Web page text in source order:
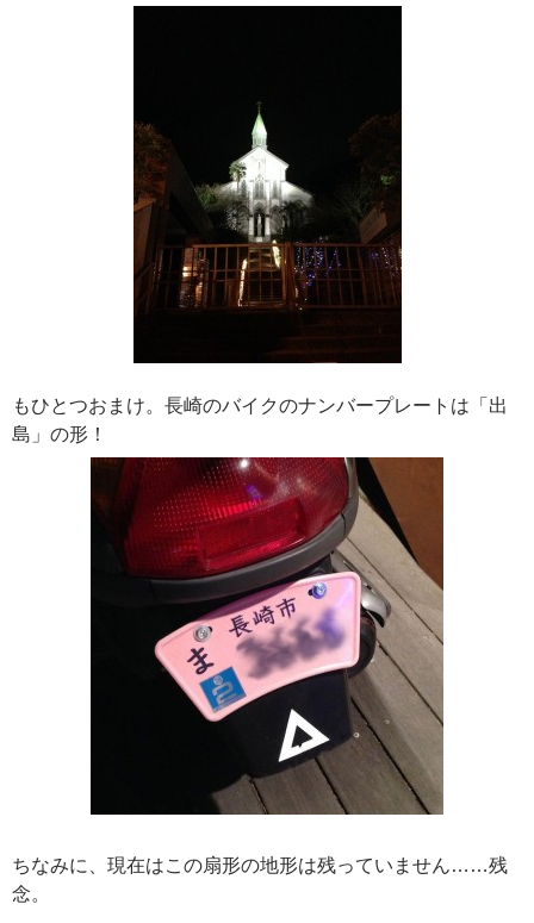
もひとつおまけ。長崎のバイクのナンバープレートは「出
島」の形！
ちなみに、現在はこの扇形の地形は残っていません……残
念。